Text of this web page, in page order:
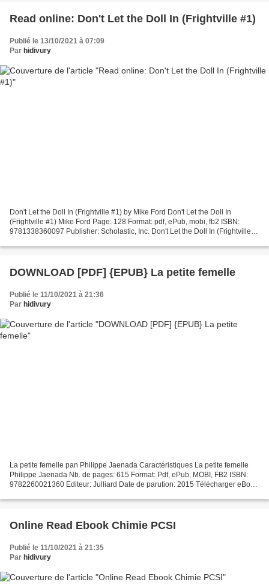
Read online: Don't Let the Doll In (Frightville #1)
Publié le 13/10/2021 à 07:09
Par hidivury
Don't Let the Doll In (Frightville #1) by Mike Ford Don't Let the Doll In
(Frightville #1) Mike Ford Page: 128 Format: pdf, ePub, mobi, fb2 ISBN:
9781338360097 Publisher: Scholastic, Inc. Don't Let the Doll In (Frightville
DOWNLOAD [PDF] {EPUB} La petite femelle
Publié le 11/10/2021 à 21:36
Par hidivury
La petite femelle pan Philippe Jaenada Caractéristiques La petite femelle
Philippe Jaenada Nb. de pages: 615 Format: Pdf, ePub, MOBI, FB2 ISBN:
9782260021360 Editeur: Julliard Date de parution: 2015 Télécharger eBook
Online Read Ebook Chimie PCSI
Publié le 11/10/2021 à 21:35
Par hidivury